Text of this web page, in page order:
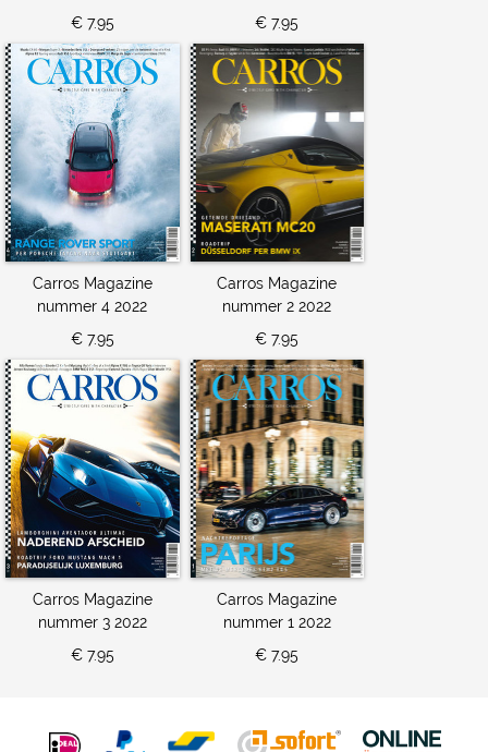
€ 7.95
€ 7.95
Carros Magazine
nummer 4 2022
€ 7.95
Carros Magazine
nummer 2 2022
€ 7.95
Carros Magazine
nummer 3 2022
€ 7.95
Carros Magazine
nummer 1 2022
€ 7.95